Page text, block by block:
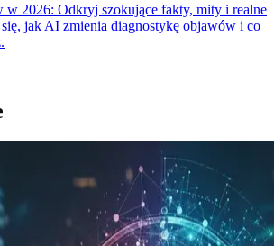
w 2026: Odkryj szokujące fakty, mity i realne
jak AI zmienia diagnostykę objawów i co